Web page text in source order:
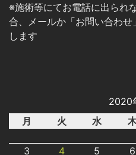
※施術等にてお電話に出られ
合、メールか「お問い合わ
します
2020
月
火 水
3
4 5 6